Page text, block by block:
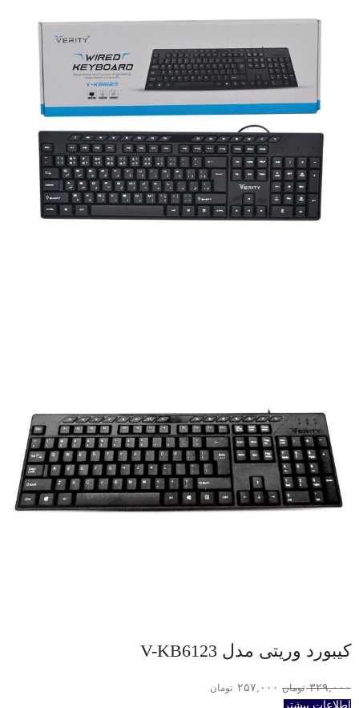
کیبورد وریتی مدل V-KB6123
۳۲۹,۰۰۰ تومان ۲۵۷,۰۰۰ تومان
اطلاعات بیشتر